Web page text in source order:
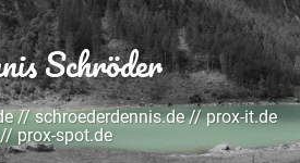
Schröder
// schroederdennis.de // prox-it.de
// prox-spot.de